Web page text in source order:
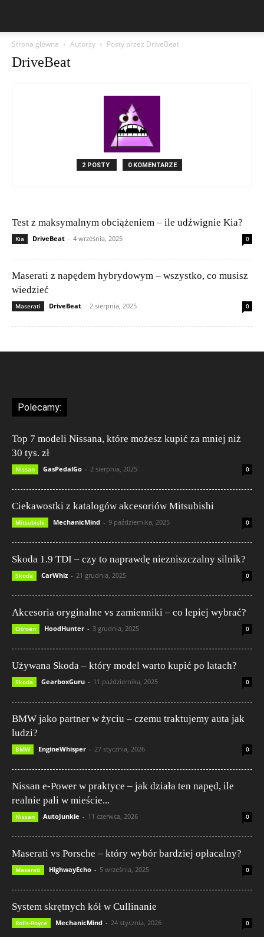
Strona główna Autorzy Posty przez DriveBeat
DriveBeat
2 POSTY 0 KOMENTARZE
Test z maksymalnym obciążeniem – ile udźwignie Kia?
Kia DriveBeat - 4 września, 2025 0
Maserati z napędem hybrydowym – wszystko, co musisz
wiedzieć
Maserati DriveBeat - 2 sierpnia, 2025 0
Polecamy:
Top 7 modeli Nissana, które możesz kupić za mniej niż
30 tys. zł
Nissan GasPedalGo - 2 sierpnia, 2025 0
Ciekawostki z katalogów akcesoriów Mitsubishi
Mitsubishi MechanicMind - 9 października, 2025 0
Skoda 1.9 TDI – czy to naprawdę niezniszczalny silnik?
Skoda CarWhiz - 21 grudnia, 2025 0
Akcesoria oryginalne vs zamienniki – co lepiej wybrać?
Citroën HoodHunter - 3 grudnia, 2025 0
Używana Skoda – który model warto kupić po latach?
Skoda GearboxGuru - 11 października, 2025 0
BMW jako partner w życiu – czemu traktujemy auta jak
ludzi?
BMW EngineWhisper - 27 stycznia, 2026 0
Nissan e‑Power w praktyce – jak działa ten napęd, ile
realnie pali w mieście...
Nissan AutoJunkie - 11 czerwca, 2026 0
Maserati vs Porsche – który wybór bardziej opłacalny?
Maserati HighwayEcho - 5 września, 2025 0
System skrętnych kół w Cullinanie
Rolls-Royce MechanicMind - 24 stycznia, 2026 0